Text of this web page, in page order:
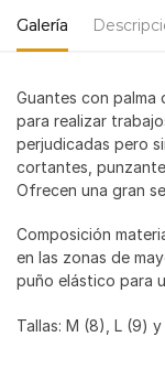
Galería
Guantes con
para realizar
perjudicadas pero
cortantes,
Ofrecen una gran
Composición
en las zonas de
puño elástico para
Tallas: M (8), L (9) y